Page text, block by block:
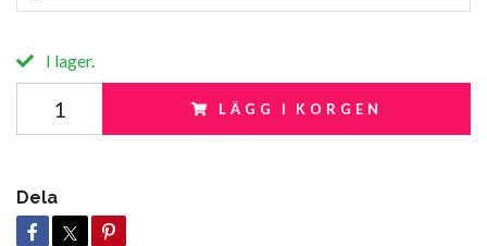
I lager.
LÄGG I KORGEN
Dela